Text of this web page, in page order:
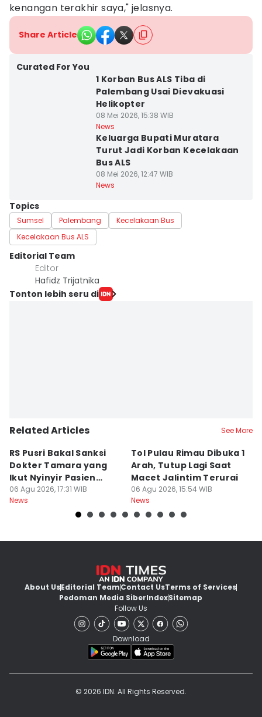
kenangan terakhir saya," jelasnya.
Share Article
Curated For You
1 Korban Bus ALS Tiba di
Palembang Usai Dievakuasi
Helikopter
08 Mei 2026, 15:38 WIB
News
Keluarga Bupati Muratara
Turut Jadi Korban Kecelakaan
Bus ALS
08 Mei 2026, 12:47 WIB
News
Topics
Sumsel Palembang
Kecelakaan Bus
Kecelakaan Bus ALS
Editorial Team
Editor
Hafidz Trijatnika
Tonton lebih seru di
Related Articles See More
RS Pusri Bakal Sanksi
Dokter Tamara yang
Ikut Nyinyir Pasien
Yurizal
06 Agu 2026, 17:31 WIB
News
Tol Pulau Rimau Dibuka 1
Arah, Tutup Lagi Saat
Macet Jalintim Terurai
06 Agu 2026, 15:54 WIB
News
About UsEditorial TeamContact UsTerms of Services
Pedoman Media SiberIndexSitemap
Follow Us
Download
© 2026 IDN. All Rights Reserved.